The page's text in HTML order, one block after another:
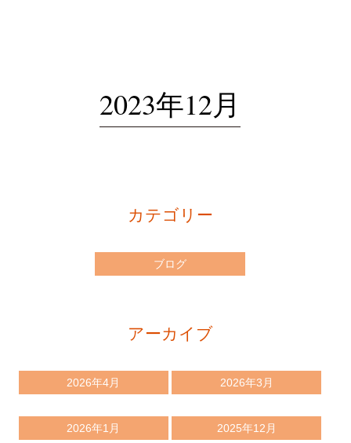
2023年12月
カテゴリー
ブログ
アーカイブ
2026年4月 2026年3月
2026年1月 2025年12月